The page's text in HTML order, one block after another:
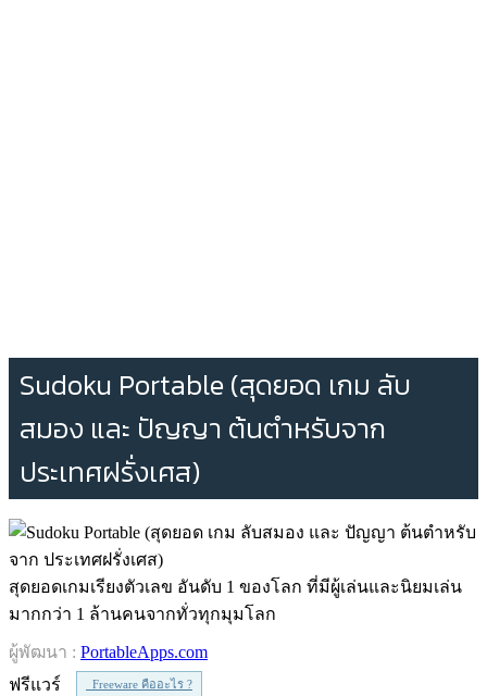
Sudoku Portable (สุดยอด เกม ลับ
สมอง และ ปัญญา ต้นตำหรับจาก
ประเทศฝรั่งเศส)
สุดยอดเกมเรียงตัวเลข อันดับ 1 ของโลก ที่มีผู้เล่นและนิยมเล่น
มากกว่า 1 ล้านคนจากทั่วทุกมุมโลก
ผู้พัฒนา : PortableApps.com
ฟรีแวร์
Freeware คืออะไร ?